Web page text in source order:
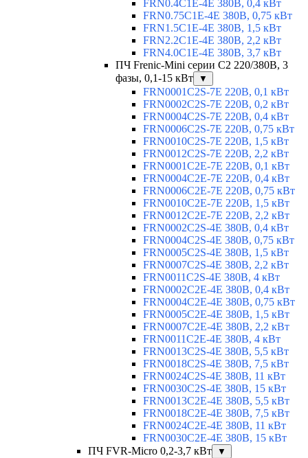
FRN0.4C1E-4E 380В, 0,4 кВт
FRN0.75C1E-4E 380В, 0,75 кВт
FRN1.5C1E-4E 380В, 1,5 кВт
FRN2.2C1E-4E 380В, 2,2 кВт
FRN4.0C1E-4E 380В, 3,7 кВт
ПЧ Frenic-Mini серии С2 220/380В, 3
фазы, 0,1-15 кВт
▼
FRN0001C2S-7E 220В, 0,1 кВт
FRN0002C2S-7E 220В, 0,2 кВт
FRN0004C2S-7E 220В, 0,4 кВт
FRN0006C2S-7E 220В, 0,75 кВт
FRN0010C2S-7E 220В, 1,5 кВт
FRN0012C2S-7E 220В, 2,2 кВт
FRN0001C2E-7E 220В, 0,1 кВт
FRN0004C2E-7E 220В, 0,4 кВт
FRN0006C2E-7E 220В, 0,75 кВт
FRN0010C2E-7E 220В, 1,5 кВт
FRN0012C2E-7E 220В, 2,2 кВт
FRN0002C2S-4E 380В, 0,4 кВт
FRN0004C2S-4E 380В, 0,75 кВт
FRN0005C2S-4E 380В, 1,5 кВт
FRN0007C2S-4E 380В, 2,2 кВт
FRN0011C2S-4E 380В, 4 кВт
FRN0002C2E-4E 380В, 0,4 кВт
FRN0004C2E-4E 380В, 0,75 кВт
FRN0005C2E-4E 380В, 1,5 кВт
FRN0007C2E-4E 380В, 2,2 кВт
FRN0011C2E-4E 380В, 4 кВт
FRN0013C2S-4E 380В, 5,5 кВт
FRN0018C2S-4E 380В, 7,5 кВт
FRN0024C2S-4E 380В, 11 кВт
FRN0030C2S-4E 380В, 15 кВт
FRN0013C2E-4E 380В, 5,5 кВт
FRN0018C2E-4E 380В, 7,5 кВт
FRN0024C2E-4E 380В, 11 кВт
FRN0030C2E-4E 380В, 15 кВт
ПЧ FVR-Micro 0,2-3,7 кВт
▼